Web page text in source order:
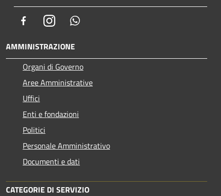
FacebookInstagram
AMMINISTRAZIONE
Organi di Governo
Aree Amministrative
Uffici
Enti e fondazioni
Politici
Personale Amministrativo
Documenti e dati
CATEGORIE DI SERVIZIO